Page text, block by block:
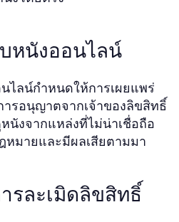
หนังออนไลน์
ไลน์กำหนดให้การเผยแพร่
รอนุญาตจากเจ้าของลิขสิทธิ์
นังจากแหล่งที่ไม่น่าเชื่อถือ
หมายและมีผลเสียตามมา
รละเมิดลิขสิทธิ์